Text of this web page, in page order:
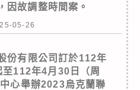
因故調整時間案。
05-26
份有限公司訂於112年
112年4月30日（周
心舉辦2023烏克蘭聯